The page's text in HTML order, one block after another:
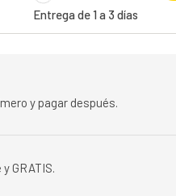
Entrega de 1 a 3 días
y pagar después.
GRATIS.